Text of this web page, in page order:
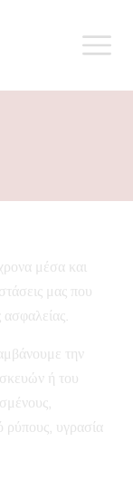
μέσα και
μας που
ασφαλείας.
την
ή του
ρύπους, υγρασία